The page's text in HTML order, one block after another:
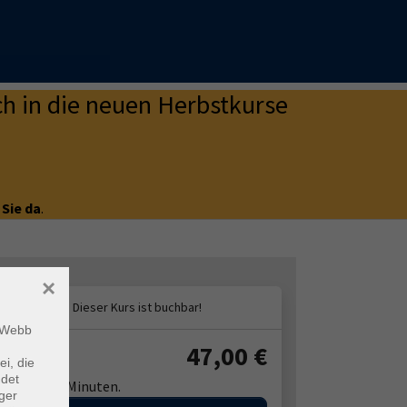
in die neuen Herbstkurse
da.
47,00 €
pro 45 Minuten.
die
×